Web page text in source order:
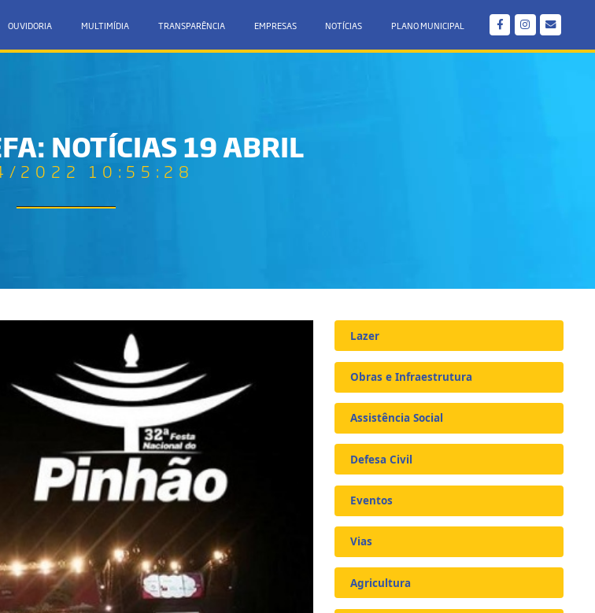
OUVIDORIA MULTIMÍDIA TRANSPARÊNCIA EMPRESAS NOTÍCIAS PLANO MUNICIPAL
NOTÍCIAS 19 ABRIL
2022 10:55:28
Lazer
Obras e Infraestrutura
Assistência Social
Defesa Civil
Eventos
Vias
Agricultura